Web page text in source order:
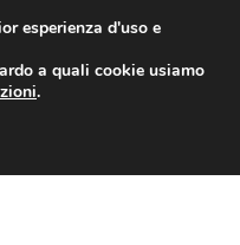
7 EUR
/800 580 290
esperienza d'uso e
a quali cookie usiamo
.